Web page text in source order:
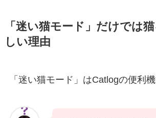
「迷い猫モード」だけでは
しい理由
「迷い猫モード」はCatlogの便利